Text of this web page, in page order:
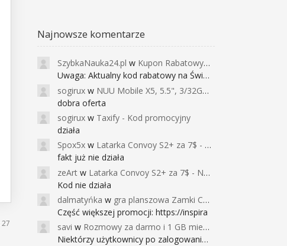
27
Najnowsze komentarze
SzybkaNauka24.pl w Kupon Rabatowy na Kurs Angielskiego dla Dzieci - FunEnglish
Uwaga: Aktualny kod rabatowy na Święta (
sogirux w NUU Mobile X5, 5.5", 3/32GB, czujnik linii papilarnych, 2950mAh, aparat 13MP za 267zł - Banggood
dobra oferta
sogirux w Taxify - Kod promocyjny
działa
Spox5x w Latarka Convoy S2+ za 7$ - Najniższa cena od 2017r
fakt już nie działa
zeArt w Latarka Convoy S2+ za 7$ - Najniższa cena od 2017r
Kod nie działa
dalmatyńka w gra planszowa Zamki Caladale za 39zł
Część większej promocji: https://inspira
savi w Rozmowy za darmo i 1 GB miesięcznie
Niektórzy użytkownicy po zalogowaniu do